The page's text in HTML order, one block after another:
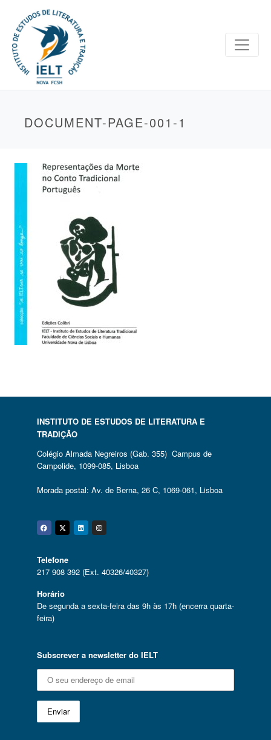
DOCUMENT-PAGE-001-1
INSTITUTO DE ESTUDOS DE LITERATURA E
TRADIÇÃO
Colégio Almada Negreiros (Gab. 355) Campus de
Campolide, 1099-085, Lisboa
Morada postal: Av. de Berna, 26 C, 1069-061, Lisboa
Facebook
Twitter
Linkedin
Instagram
Telefone
217 908 392 (Ext. 40326/40327)
Horário
De segunda a sexta-feira das 9h às 17h (encerra quarta-
feira)
Subscrever a newsletter do IELT